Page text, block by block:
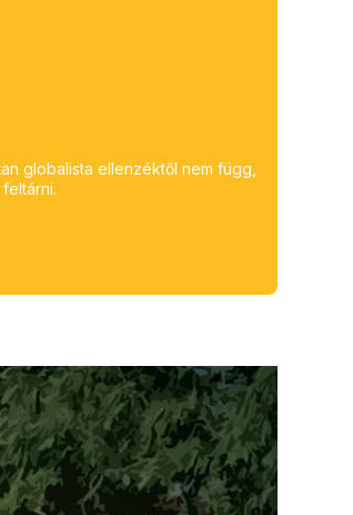
globalista ellenzéktől nem függ,